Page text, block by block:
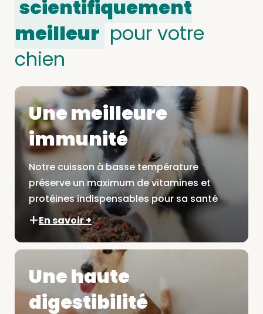
scientifiquement
meilleur pour votre
chien
Une meilleure
immunité
Notre cuisson à basse température
préserve un maximum de vitamines et
protéines indispensables pour sa santé
En savoir +
Une haute
digestibilité